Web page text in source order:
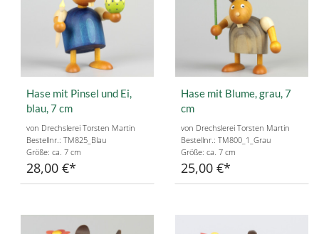
Hase mit Pinsel und Ei,
blau, 7 cm
von Drechslerei Torsten Martin
Bestellnr.: TM825_Blau
Größe: ca. 7 cm
28,00 €
Hase mit Blume, grau, 7
cm
von Drechslerei Torsten Martin
Bestellnr.: TM800_1_Grau
Größe: ca. 7 cm
25,00 €